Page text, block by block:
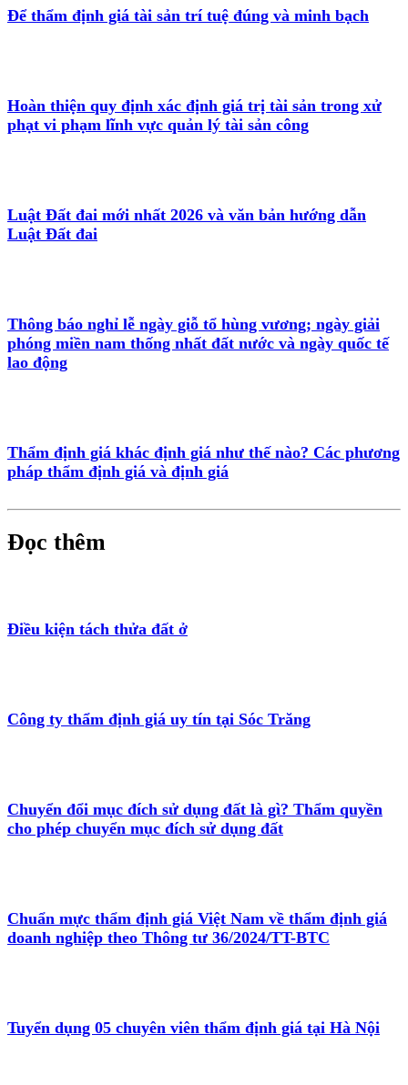
Để thẩm định giá tài sản trí tuệ đúng và minh bạch
Hoàn thiện quy định xác định giá trị tài sản trong xử
phạt vi phạm lĩnh vực quản lý tài sản công
Luật Đất đai mới nhất 2026 và văn bản hướng dẫn
Luật Đất đai
Thông báo nghỉ lễ ngày giỗ tổ hùng vương; ngày giải
phóng miền nam thống nhất đất nước và ngày quốc tế
lao động
Thẩm định giá khác định giá như thế nào? Các phương
pháp thẩm định giá và định giá
Đọc thêm
Điều kiện tách thửa đất ở
Công ty thẩm định giá uy tín tại Sóc Trăng
Chuyển đổi mục đích sử dụng đất là gì? Thẩm quyền
cho phép chuyển mục đích sử dụng đất
Chuẩn mực thẩm định giá Việt Nam về thẩm định giá
doanh nghiệp theo Thông tư 36/2024/TT-BTC
Tuyển dụng 05 chuyên viên thẩm định giá tại Hà Nội